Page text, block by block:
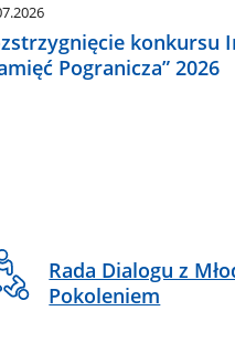
konkursu
Pogranicza” 2026
Rada Dialogu z
Pokoleniem